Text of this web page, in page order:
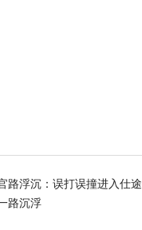
现场监控画面曝光
路浮沉：误打误撞进入仕途
路沉浮